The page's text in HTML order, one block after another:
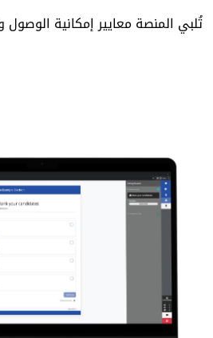
تُلبي المنصة معايير إمكانية